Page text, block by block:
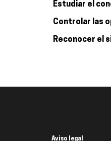
 Estudiar el
 Controlar
 Reconocer
Aviso legal